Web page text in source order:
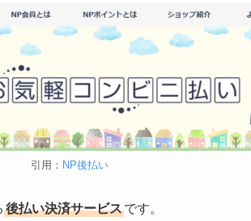
引用： NP後払い
後払い決済サービスです。